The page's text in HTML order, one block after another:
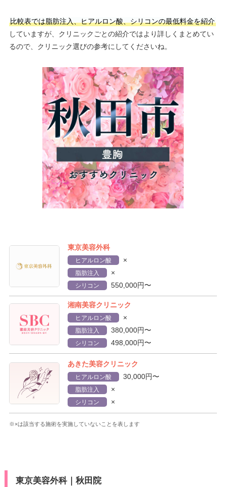
比較表では脂肪注入、ヒアルロン酸、シリコンの最低料金を紹介
していますが、クリニックごとの紹介ではより詳しくまとめてい
るので、クリニック選びの参考にしてくださいね。
東京美容外科
ヒアルロン酸 ×
脂肪注入 ×
シリコン 550,000円〜
湘南美容クリニック
ヒアルロン酸 ×
脂肪注入 380,000円〜
シリコン 498,000円〜
あきた美容クリニック
ヒアルロン酸 30,000円〜
脂肪注入 ×
シリコン ×
※×は該当する施術を実施していないことを表します
東京美容外科｜秋田院